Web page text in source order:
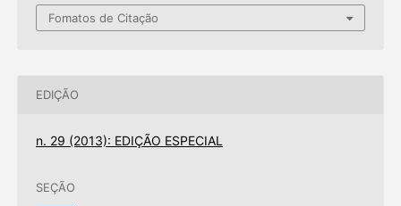
Fomatos de Citação
EDIÇÃO
n. 29 (2013): EDIÇÃO ESPECIAL
SEÇÃO